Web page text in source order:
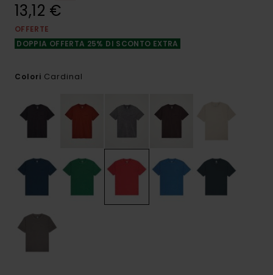
13,12 €
OFFERTE
DOPPIA OFFERTA 25% DI SCONTO EXTRA
Colori Cardinal